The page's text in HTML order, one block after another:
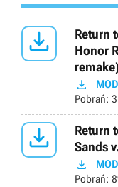

Return
Honor

Pobrań:

Return
Sands

Pobrań: